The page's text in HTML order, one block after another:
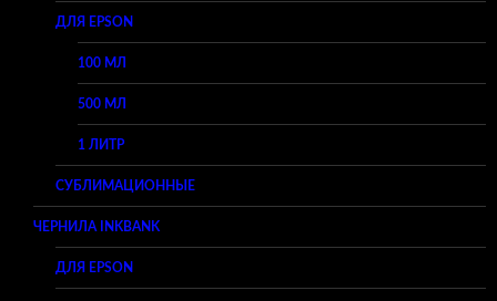
ДЛЯ EPSON
100 МЛ
500 МЛ
1 ЛИТР
СУБЛИМАЦИОННЫЕ
ЧЕРНИЛА INKBANK
ДЛЯ EPSON